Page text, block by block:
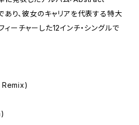
あり、彼女のキャリアを代表する特大
ィーチャーした12インチ・シングルで